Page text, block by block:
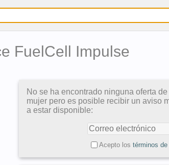
FuelCell Impulse
No se ha encontrado ninguna oferta de
mujer pero es posible recibir un aviso
a estar disponible:
Acepto los términos de